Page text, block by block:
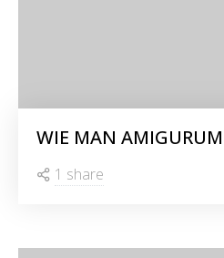
WIE MAN
1 share